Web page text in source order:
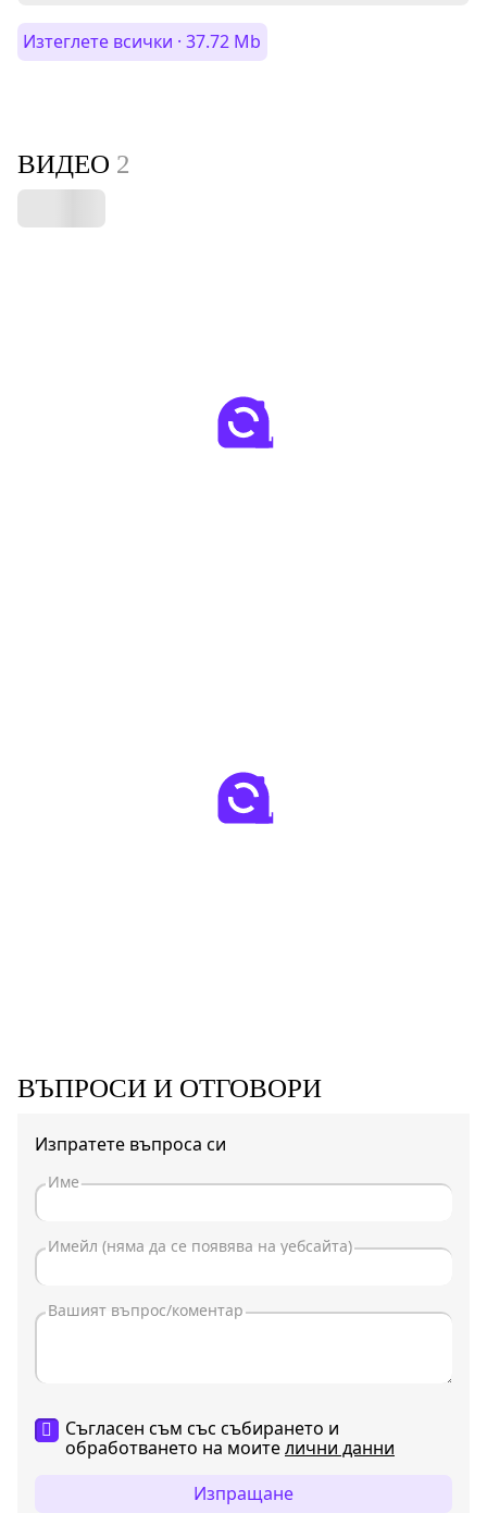
Изтеглете всички · 37.72 Mb
ВИДЕО 2
ВЪПРОСИ И ОТГОВОРИ
Изпратете въпроса си
Съгласен съм със събирането и
обработването на моителични данни
Изпращане